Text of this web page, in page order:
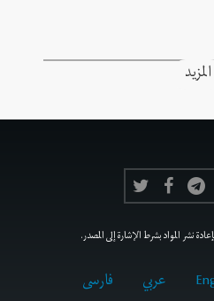
المزيد
نشر المواد بشرط الإشارة إلى المصدر.
عربي فارسى